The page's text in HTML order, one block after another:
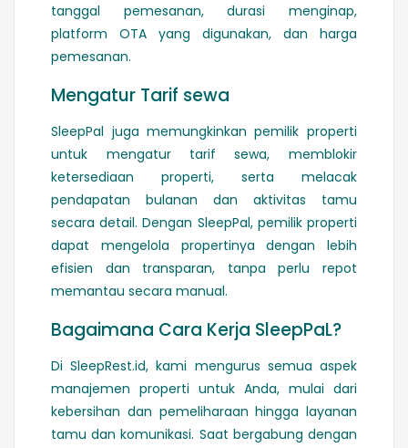
tanggal pemesanan, durasi menginap,
platform OTA yang digunakan, dan harga
pemesanan.
Mengatur Tarif sewa
SleepPal juga memungkinkan pemilik properti
untuk mengatur tarif sewa, memblokir
ketersediaan properti, serta melacak
pendapatan bulanan dan aktivitas tamu
secara detail. Dengan SleepPal, pemilik properti
dapat mengelola propertinya dengan lebih
efisien dan transparan, tanpa perlu repot
memantau secara manual.
Bagaimana Cara Kerja SleepPaL?
Di SleepRest.id, kami mengurus semua aspek
manajemen properti untuk Anda, mulai dari
kebersihan dan pemeliharaan hingga layanan
tamu dan komunikasi. Saat bergabung dengan